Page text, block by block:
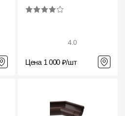
4.0
Цена 1 000 ₽/шт